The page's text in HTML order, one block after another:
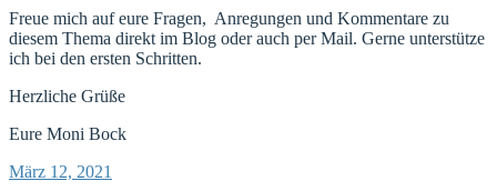
Freue mich auf eure Fragen, Anregungen und Kommentare zu
diesem Thema direkt im Blog oder auch per Mail. Gerne unterstütze
ich bei den ersten Schritten.
Herzliche Grüße
Eure Moni Bock
Veröffentlicht
März 12, 2021